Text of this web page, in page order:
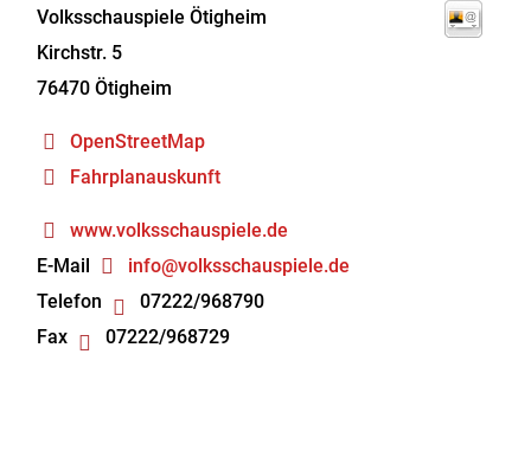
Volksschauspiele Ötigheim
Kirchstr. 5
76470 Ötigheim
OpenStreetMap
Fahrplanauskunft
www.volksschauspiele.de
E-Mail
info@volksschauspiele.de
Telefon
07222/968790
Fax
07222/968729